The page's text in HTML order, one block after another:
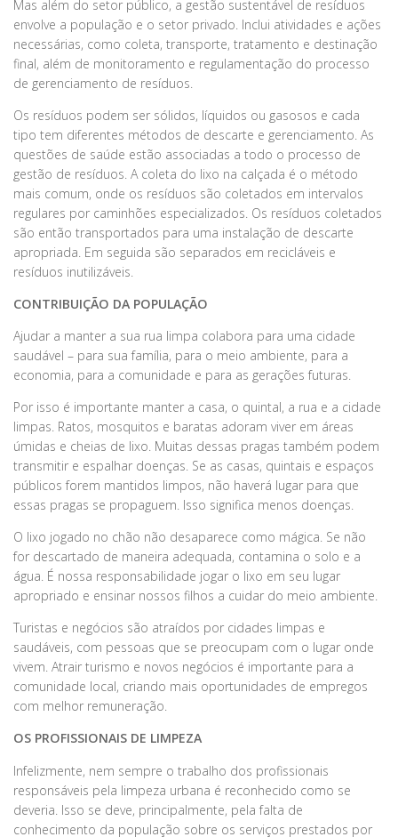
Mas além do setor público, a gestão sustentável de resíduos
envolve a população e o setor privado. Inclui atividades e ações
necessárias, como coleta, transporte, tratamento e destinação
final, além de monitoramento e regulamentação do processo
de gerenciamento de resíduos.
Os resíduos podem ser sólidos, líquidos ou gasosos e cada
tipo tem diferentes métodos de descarte e gerenciamento. As
questões de saúde estão associadas a todo o processo de
gestão de resíduos. A coleta do lixo na calçada é o método
mais comum, onde os resíduos são coletados em intervalos
regulares por caminhões especializados. Os resíduos coletados
são então transportados para uma instalação de descarte
apropriada. Em seguida são separados em recicláveis ​​e
resíduos inutilizáveis.
CONTRIBUIÇÃO DA POPULAÇÃO
Ajudar a manter a sua rua limpa colabora para uma cidade
saudável – para sua família, para o meio ambiente, para a
economia, para a comunidade e para as gerações futuras.
Por isso é importante manter a casa, o quintal, a rua e a cidade
limpas. Ratos, mosquitos e baratas adoram viver em áreas
úmidas e cheias de lixo. Muitas dessas pragas também podem
transmitir e espalhar doenças. Se as casas, quintais e espaços
públicos forem mantidos limpos, não haverá lugar para que
essas pragas se propaguem. Isso significa menos doenças.
O lixo jogado no chão não desaparece como mágica. Se não
for descartado de maneira adequada, contamina o solo e a
água. É nossa responsabilidade jogar o lixo em seu lugar
apropriado e ensinar nossos filhos a cuidar do meio ambiente.
Turistas e negócios são atraídos por cidades limpas e
saudáveis, com pessoas que se preocupam com o lugar onde
vivem. Atrair turismo e novos negócios é importante para a
comunidade local, criando mais oportunidades de empregos
com melhor remuneração.
OS PROFISSIONAIS DE LIMPEZA
Infelizmente, nem sempre o trabalho dos profissionais
responsáveis pela limpeza urbana é reconhecido como se
deveria. Isso se deve, principalmente, pela falta de
conhecimento da população sobre os serviços prestados por